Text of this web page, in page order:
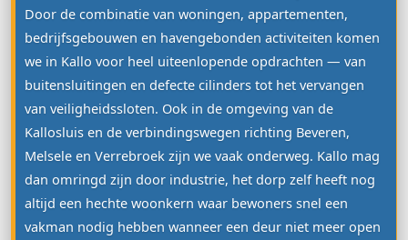
Door de combinatie van woningen, appartementen,
bedrijfsgebouwen en havengebonden activiteiten komen
we in Kallo voor heel uiteenlopende opdrachten — van
buitensluitingen en defecte cilinders tot het vervangen
van veiligheidssloten. Ook in de omgeving van de
Kallosluis en de verbindingswegen richting Beveren,
Melsele en Verrebroek zijn we vaak onderweg. Kallo mag
dan omringd zijn door industrie, het dorp zelf heeft nog
altijd een hechte woonkern waar bewoners snel een
vakman nodig hebben wanneer een deur niet meer open